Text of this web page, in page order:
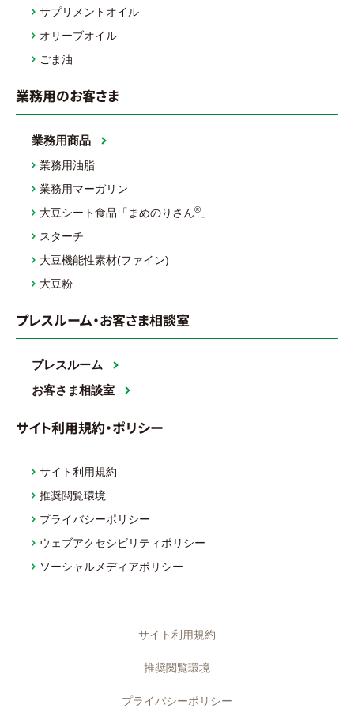
サプリメントオイル
オリーブオイル
ごま油
業務用のお客さま
業務用商品
業務用油脂
業務用マーガリン
大豆シート食品「まめのりさん® 」
スターチ
大豆機能性素材(ファイン)
大豆粉
プレスルーム・お客さま相談室
プレスルーム
お客さま相談室
サイト利用規約・ポリシー
サイト利用規約
推奨閲覧環境
プライバシーポリシー
ウェブアクセシビリティポリシー
ソーシャルメディアポリシー
サイト利用規約
推奨閲覧環境
プライバシーポリシー